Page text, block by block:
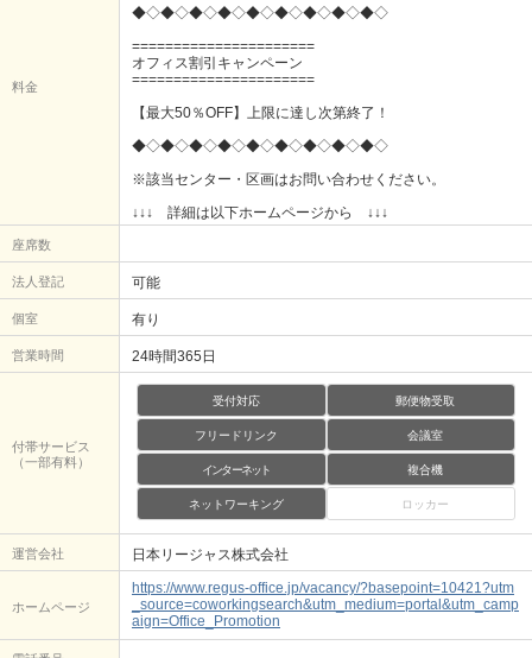
料金
◆◇◆◇◆◇◆◇◆◇◆◇◆◇◆◇◆◇
======================
オフィス割引キャンペーン
======================
【最大50％OFF】上限に達し次第終了！
◆◇◆◇◆◇◆◇◆◇◆◇◆◇◆◇◆◇
※該当センター・区画はお問い合わせください。
↓↓↓ 詳細は以下ホームページから ↓↓↓
座席数
法人登記 可能
個室 有り
営業時間 24時間365日
付帯サービス
（一部有料）
受付対応 郵便物受取
フリードリンク 会議室
インターネット 複合機
ネットワーキング ロッカー
運営会社 日本リージャス株式会社
ホームページ
https://www.regus-office.jp/vacancy/?basepoint=10421?utm
_source=coworkingsearch&utm_medium=portal&utm_camp
aign=Office_Promotion